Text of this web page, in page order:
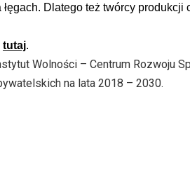
Dlatego też twórcy produkcji
tutaj.
Wolności – Centrum Rozwoju
na lata 2018 – 2030.